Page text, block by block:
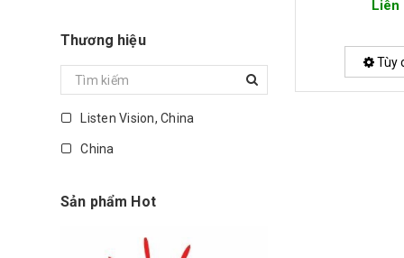
Liên
Tùy
Thương hiệu
Listen Vision, China
China
Sản phẩm Hot